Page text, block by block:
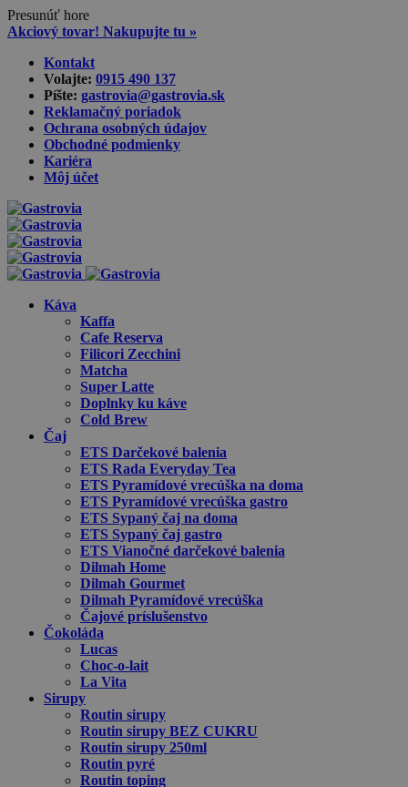
Presunúť hore
Akciový tovar! Nakupujte tu »
content
Kontakt
Volajte: 0915 490 137‬
Píšte: gastrovia@gastrovia.sk‬
Reklamačný poriadok
Ochrana osobných údajov
Obchodné podmienky
Kariéra
Môj účet
Káva
Kaffa
Cafe Reserva
Filicori Zecchini
Matcha
Super Latte
Doplnky ku káve
Cold Brew
Čaj
ETS Darčekové balenia
ETS Rada Everyday Tea
ETS Pyramídové vrecúška na doma
ETS Pyramídové vrecúška gastro
ETS Sypaný čaj na doma
ETS Sypaný čaj gastro
ETS Vianočné darčekové balenia
Dilmah Home
Dilmah Gourmet
Dilmah Pyramídové vrecúška
Čajové príslušenstvo
Čokoláda
Lucas
Choc-o-lait
La Vita
Sirupy
Routin sirupy
Routin sirupy BEZ CUKRU
Routin sirupy 250ml
Routin pyré
Routin toping